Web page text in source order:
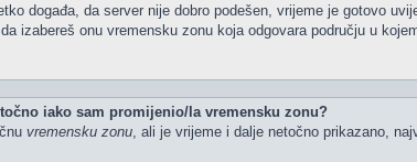
događa, da server nije dobro podešen, vrijeme je gotovo
izabereš onu vremensku zonu koja odgovara području u
iako sam promijenio/la vremensku zonu?
vremensku zonu, ali je vrijeme i dalje netočno prikazano,